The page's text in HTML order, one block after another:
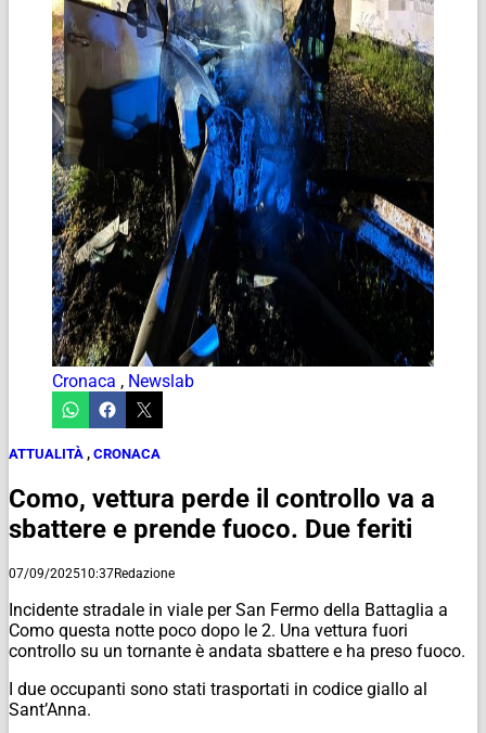
Cronaca , Newslab
ATTUALITÀ , CRONACA
Como, vettura perde il controllo va a
sbattere e prende fuoco. Due feriti
07/09/202510:37Redazione
Incidente stradale in viale per San Fermo della Battaglia a
Como questa notte poco dopo le 2. Una vettura fuori
controllo su un tornante è andata sbattere e ha preso fuoco.
I due occupanti sono stati trasportati in codice giallo al
Sant’Anna.